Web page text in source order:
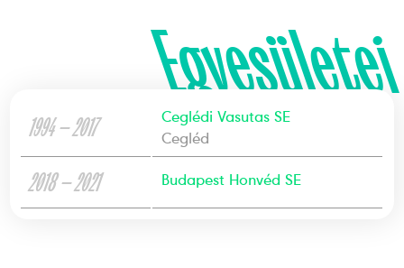
Egyesületei
1994 — 2017
Ceglédi Vasutas SE
Cegléd
2018 — 2021 Budapest Honvéd SE